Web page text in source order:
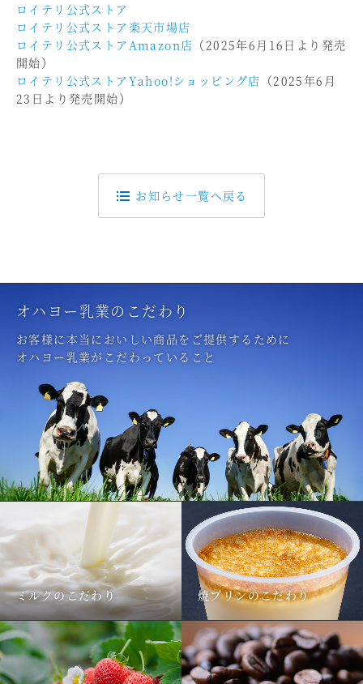
ロイテリ公式ストア
ロイテリ公式ストア楽天市場店
ロイテリ公式ストアAmazon店 （2025年6月16日より発売
開始）
ロイテリ公式ストアYahoo!ショッピング店 （2025年6月
23日より発売開始）
お知らせ一覧へ戻る
オハヨー乳業のこだわり
お客様に本当においしい商品をご提供するために
オハヨー乳業がこだわっていること
ミルクのこだわり 焼プリンのこだわり